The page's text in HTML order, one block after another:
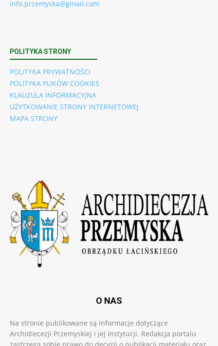
info.przemyska@gmail.com
POLITYKA STRONY
POLITYKA PRYWATNOŚCI
POLITYKA PLIKÓW COOKIES
KLAUZULA INFORMACYJNA
UŻYTKOWANIE STRONY INTERNETOWEJ
MAPA STRONY
O NAS
Na stronie publikowane są informacje dotyczące
Archidiecezji Przemyskiej i jej instytucji. Redakcja portalu